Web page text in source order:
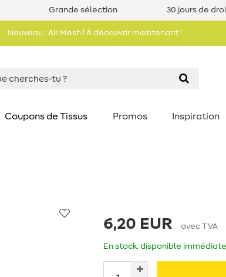
Grande sélection 30 jours de
Nouveau : Air Mesh ! À découvrir maintenant !
Coupons de Tissus Promos Inspiration
6,20 EUR avec TVA
En stock, disponible